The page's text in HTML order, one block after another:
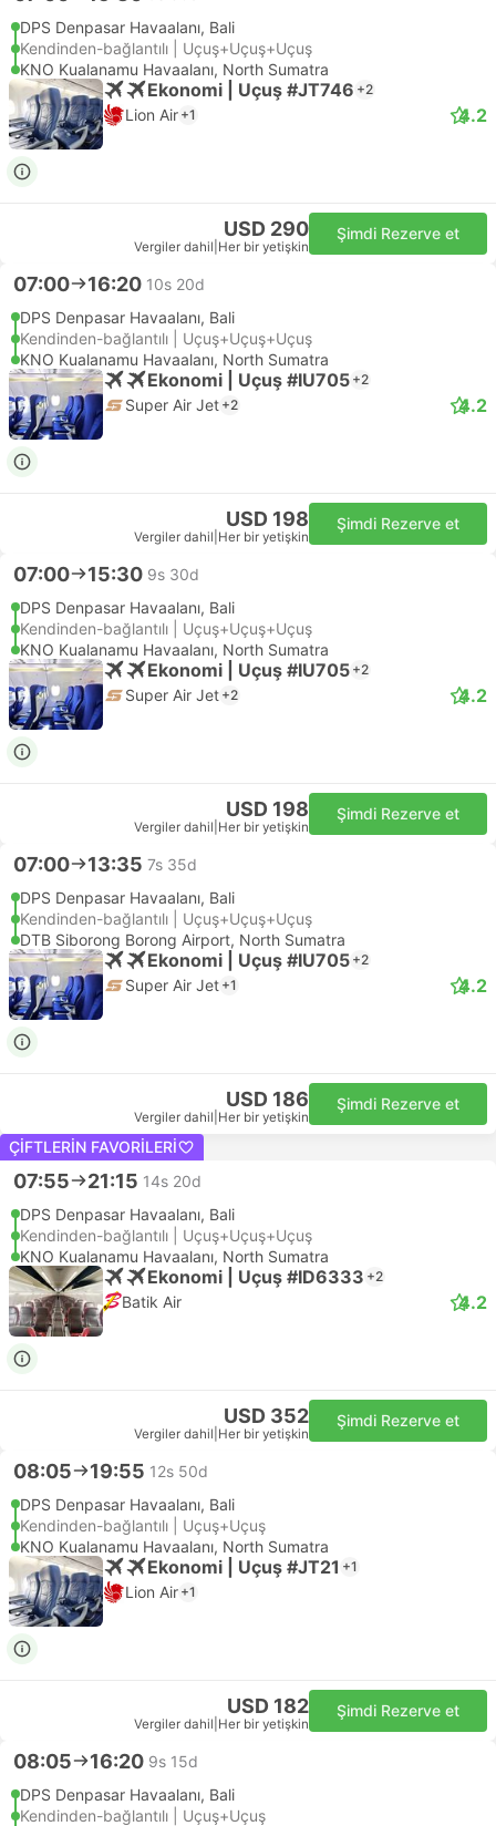
DPS Denpasar Havaalanı, Bali
Kendinden-bağlantılı | Uçuş+Uçuş+Uçuş
KNO Kualanamu Havaalanı, North Sumatra
Ekonomi | Uçuş #JT746 +2
Lion Air +1 4.2
USD 290
Vergiler dahil Her bir yetişkin
Şimdi Rezerve et
07:00 16:20 10s 20d
DPS Denpasar Havaalanı, Bali
Kendinden-bağlantılı | Uçuş+Uçuş+Uçuş
KNO Kualanamu Havaalanı, North Sumatra
Ekonomi | Uçuş #IU705 +2
Super Air Jet +2 4.2
USD 198
Vergiler dahil Her bir yetişkin
Şimdi Rezerve et
07:00 15:30 9s 30d
DPS Denpasar Havaalanı, Bali
Kendinden-bağlantılı | Uçuş+Uçuş+Uçuş
KNO Kualanamu Havaalanı, North Sumatra
Ekonomi | Uçuş #IU705 +2
Super Air Jet +2 4.2
USD 198
Vergiler dahil Her bir yetişkin
Şimdi Rezerve et
07:00 13:35 7s 35d
DPS Denpasar Havaalanı, Bali
Kendinden-bağlantılı | Uçuş+Uçuş+Uçuş
DTB Siborong Borong Airport, North Sumatra
Ekonomi | Uçuş #IU705 +2
Super Air Jet +1 4.2
USD 186
Vergiler dahil Her bir yetişkin
Şimdi Rezerve et
ÇIFTLERIN FAVORILERI
07:55 21:15 14s 20d
DPS Denpasar Havaalanı, Bali
Kendinden-bağlantılı | Uçuş+Uçuş+Uçuş
KNO Kualanamu Havaalanı, North Sumatra
Ekonomi | Uçuş #ID6333 +2
Batik Air 4.2
USD 352
Vergiler dahil Her bir yetişkin
Şimdi Rezerve et
08:05 19:55 12s 50d
DPS Denpasar Havaalanı, Bali
Kendinden-bağlantılı | Uçuş+Uçuş
KNO Kualanamu Havaalanı, North Sumatra
Ekonomi | Uçuş #JT21 +1
Lion Air +1
USD 182
Vergiler dahil Her bir yetişkin
Şimdi Rezerve et
08:05 16:20 9s 15d
DPS Denpasar Havaalanı, Bali
Kendinden-bağlantılı | Uçuş+Uçuş